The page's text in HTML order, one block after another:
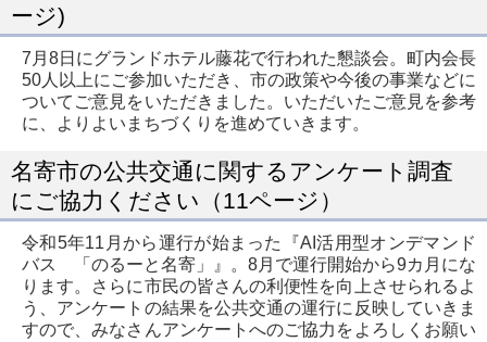
ージ)
7月8日にグランドホテル藤花で行われた懇談会。町内会長
50人以上にご参加いただき、市の政策や今後の事業などに
ついてご意見をいただきました。いただいたご意見を参考
に、よりよいまちづくりを進めていきます。
名寄市の公共交通に関するアンケート調査
にご協力ください（11ページ）
令和5年11月から運行が始まった『AI活用型オンデマンド
バス 「のるーと名寄」』。8月で運行開始から9カ月にな
ります。さらに市民の皆さんの利便性を向上させられるよ
う、アンケートの結果を公共交通の運行に反映していきま
すので、みなさんアンケートへのご協力をよろしくお願い